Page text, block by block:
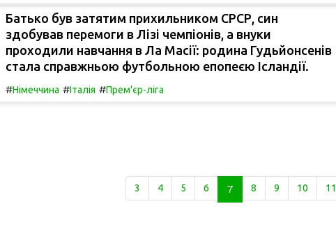
Батько був затятим прихильником СРСР, син
здобував перемоги в Лізі чемпіонів, а внуки
проходили навчання в Ла Масії: родина Гудьйонсенів
стала справжньою футбольною епопеєю Ісландії.
#Німеччина #Італія #Прем'єр-ліга
3 4 5 6 7 8 9 10 11